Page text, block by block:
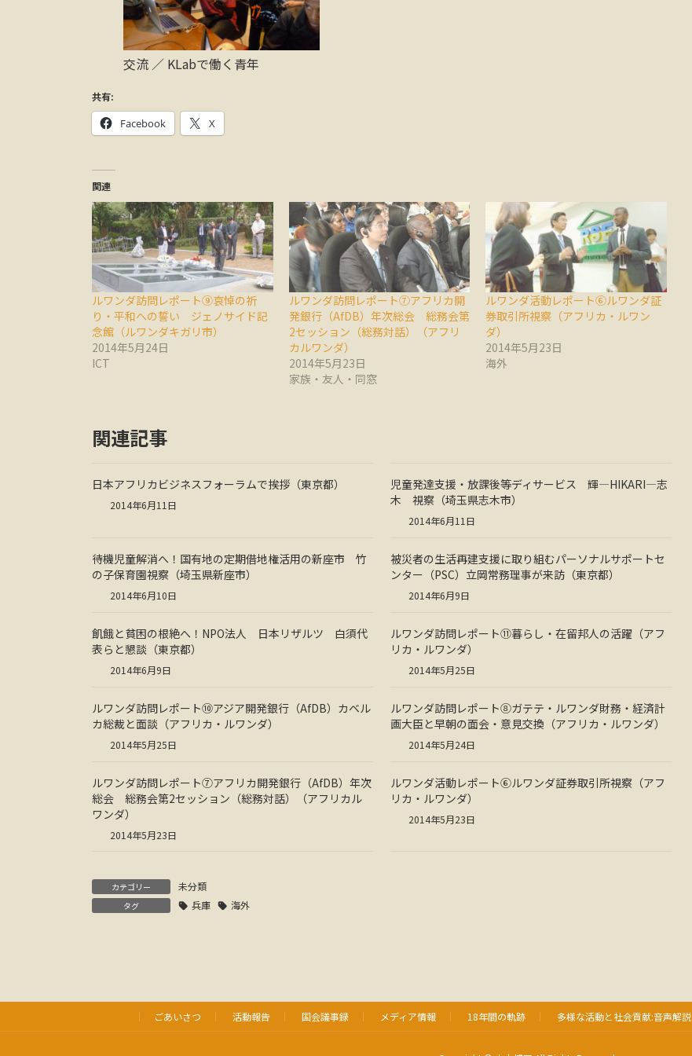
交流 ／ KLabで働く青年
共有:
Facebook X
関連
ルワンダ訪問レポート⑨哀悼の祈
り・平和への誓い ジェノサイド記
念館（ルワンダキガリ市）
2014年5月24日
ICT
ルワンダ訪問レポート⑦アフリカ開
発銀行（AfDB）年次総会 総務会第
2セッション（総務対話）（アフリ
カルワンダ）
2014年5月23日
家族・友人・同窓
ルワンダ活動レポート⑥ルワンダ証
券取引所視察（アフリカ・ルワン
ダ）
2014年5月23日
海外
関連記事
日本アフリカビジネスフォーラムで挨拶（東京都）
2014年6月11日
児童発達支援・放課後等ディサービス 輝―HIKARI―志
木 視察（埼玉県志木市）
2014年6月11日
待機児童解消へ！国有地の定期借地権活用の新座市 竹
の子保育園視察（埼玉県新座市）
2014年6月10日
被災者の生活再建支援に取り組むパーソナルサポートセ
ンター（PSC）立岡常務理事が来訪（東京都）
2014年6月9日
飢餓と貧困の根絶へ！NPO法人 日本リザルツ 白須代
表らと懇談（東京都）
2014年6月9日
ルワンダ訪問レポート⑪暮らし・在留邦人の活躍（アフ
リカ・ルワンダ）
2014年5月25日
ルワンダ訪問レポート⑩アジア開発銀行（AfDB）カベル
カ総裁と面談（アフリカ・ルワンダ）
2014年5月25日
ルワンダ訪問レポート⑧ガテテ・ルワンダ財務・経済計
画大臣と早朝の面会・意見交換（アフリカ・ルワンダ）
2014年5月24日
ルワンダ訪問レポート⑦アフリカ開発銀行（AfDB）年次
総会 総務会第2セッション（総務対話）（アフリカル
ワンダ）
2014年5月23日
ルワンダ活動レポート⑥ルワンダ証券取引所視察（アフ
リカ・ルワンダ）
2014年5月23日
カテゴリー 未分類
タグ 兵庫 海外
ごあいさつ 活動報告 国会議事録 メディア情報 18年間の軌跡 多様な活動と社会貢献:音声解説